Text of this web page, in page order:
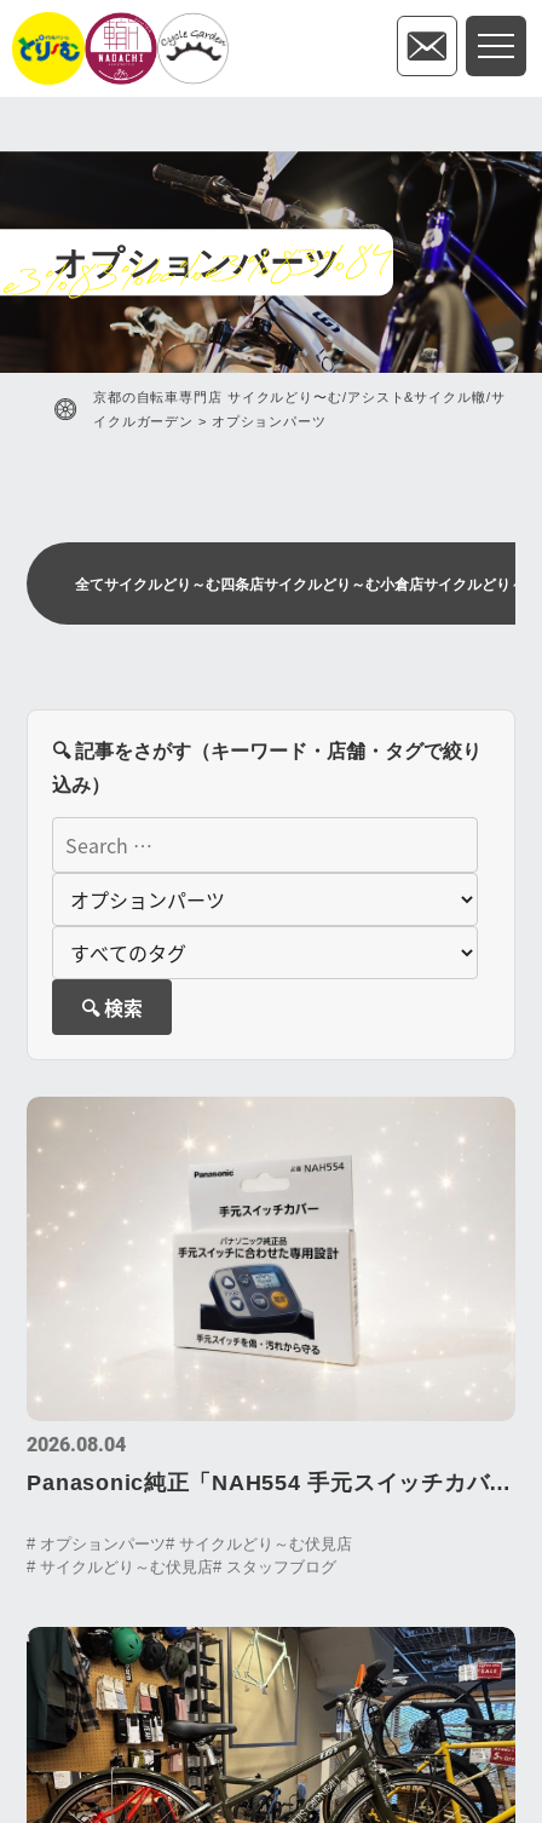
オプションパーツ
京都の自転車専門店 サイクルどり〜む/アシスト&サイクル轍/サ
イクルガーデン > オプションパーツ
全てサイクルどり～む四条店サイクルどり～む小倉店サイクルどり～
2026.08.04
Panasonic純正「NAH554 手元スイッチカバ
# オプションパーツ# サイクルどり～む伏見店
# サイクルどり～む伏見店# スタッフブログ